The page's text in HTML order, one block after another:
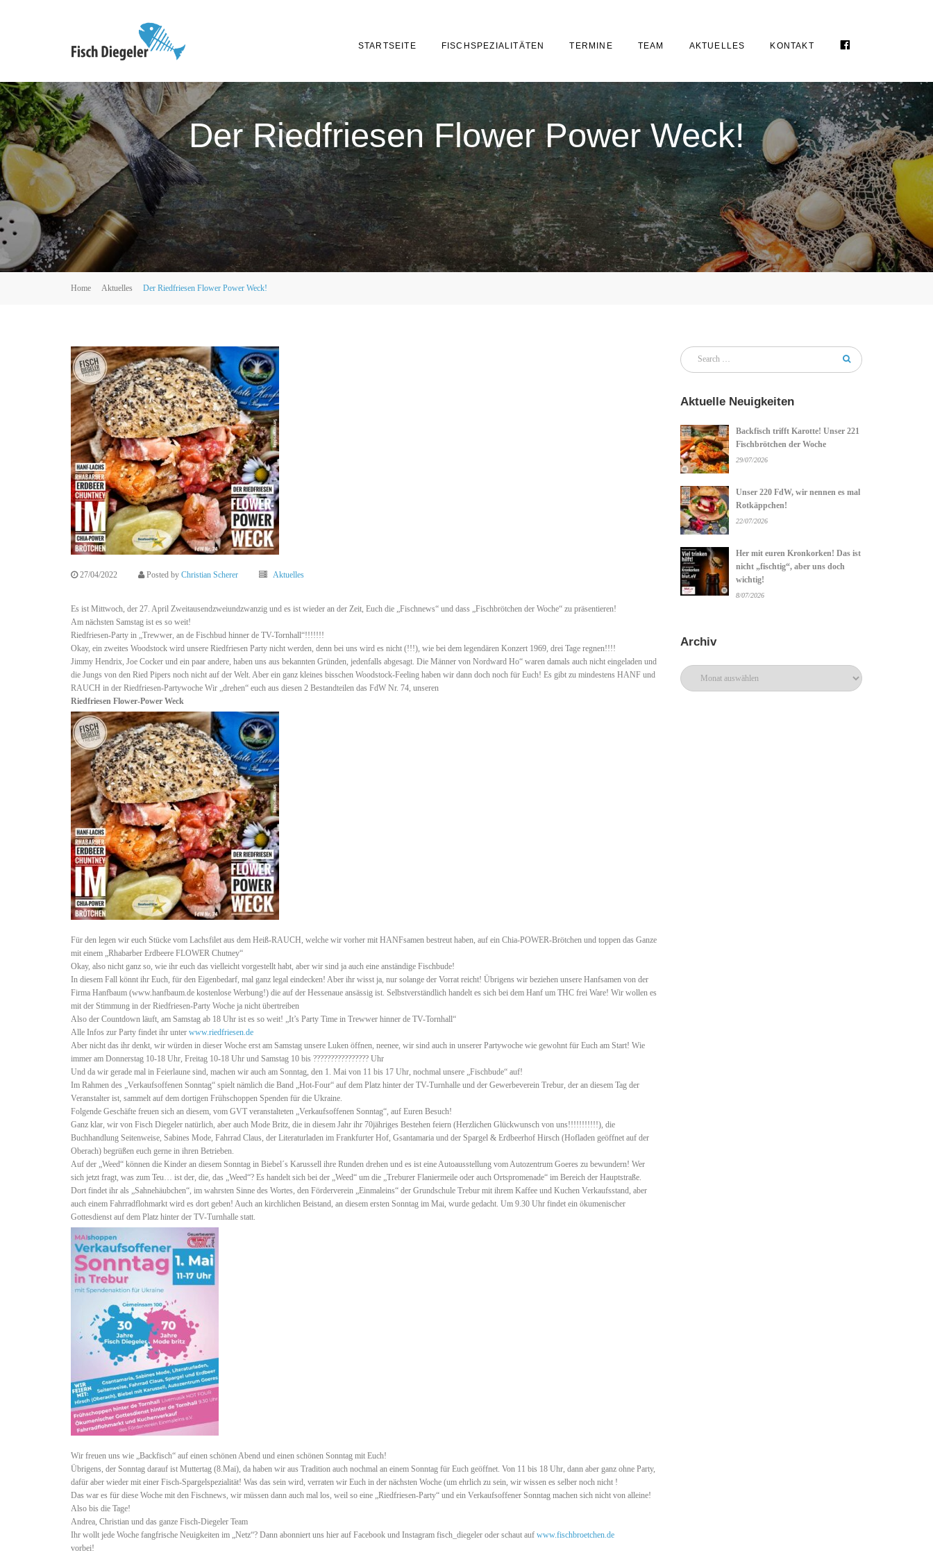
STARTSEITE FISCHSPEZIALITÄTEN TERMINE TEAM AKTUELLES KONTAKT
Der Riedfriesen Flower Power Weck!
Home Aktuelles Der Riedfriesen Flower Power Weck!
27/04/2022 Posted by Christian Scherer Aktuelles
Es ist Mittwoch, der 27. April Zweitausendzweiundzwanzig und es ist wieder an der Zeit, Euch die „Fischnews“ und dass „Fischbrötchen der Woche“ zu präsentieren!
Am nächsten Samstag ist es so weit!
Riedfriesen-Party in „Trewwer, an de Fischbud hinner de TV-Tornhall“!!!!!!!
Okay, ein zweites Woodstock wird unsere Riedfriesen Party nicht werden, denn bei uns wird es nicht (!!!), wie bei dem legendären Konzert 1969, drei Tage regnen!!!!
Jimmy Hendrix, Joe Cocker und ein paar andere, haben uns aus bekannten Gründen, jedenfalls abgesagt. Die Männer von Nordward Ho“ waren damals auch nicht eingeladen und
die Jungs von den Ried Pipers noch nicht auf der Welt. Aber ein ganz kleines bisschen Woodstock-Feeling haben wir dann doch noch für Euch! Es gibt zu mindestens HANF und
RAUCH in der Riedfriesen-Partywoche Wir „drehen“ euch aus diesen 2 Bestandteilen das FdW Nr. 74, unseren
Riedfriesen Flower-Power Weck
Für den legen wir euch Stücke vom Lachsfilet aus dem Heiß-RAUCH, welche wir vorher mit HANFsamen bestreut haben, auf ein Chia-POWER-Brötchen und toppen das Ganze
mit einem „Rhabarber Erdbeere FLOWER Chutney“
Okay, also nicht ganz so, wie ihr euch das vielleicht vorgestellt habt, aber wir sind ja auch eine anständige Fischbude!
In diesem Fall könnt ihr Euch, für den Eigenbedarf, mal ganz legal eindecken! Aber ihr wisst ja, nur solange der Vorrat reicht! Übrigens wir beziehen unsere Hanfsamen von der
Firma Hanfbaum (www.hanfbaum.de kostenlose Werbung!) die auf der Hessenaue ansässig ist. Selbstverständlich handelt es sich bei dem Hanf um THC frei Ware! Wir wollen es
mit der Stimmung in der Riedfriesen-Party Woche ja nicht übertreiben
Also der Countdown läuft, am Samstag ab 18 Uhr ist es so weit! „It’s Party Time in Trewwer hinner de TV-Tornhall“
Alle Infos zur Party findet ihr unter www.riedfriesen.de
Aber nicht das ihr denkt, wir würden in dieser Woche erst am Samstag unsere Luken öffnen, neenee, wir sind auch in unserer Partywoche wie gewohnt für Euch am Start! Wie
immer am Donnerstag 10-18 Uhr, Freitag 10-18 Uhr und Samstag 10 bis ???????????????? Uhr
Und da wir gerade mal in Feierlaune sind, machen wir auch am Sonntag, den 1. Mai von 11 bis 17 Uhr, nochmal unsere „Fischbude“ auf!
Im Rahmen des „Verkaufsoffenen Sonntag“ spielt nämlich die Band „Hot-Four“ auf dem Platz hinter der TV-Turnhalle und der Gewerbeverein Trebur, der an diesem Tag der
Veranstalter ist, sammelt auf dem dortigen Frühschoppen Spenden für die Ukraine.
Folgende Geschäfte freuen sich an diesem, vom GVT veranstalteten „Verkaufsoffenen Sonntag“, auf Euren Besuch!
Ganz klar, wir von Fisch Diegeler natürlich, aber auch Mode Britz, die in diesem Jahr ihr 70jähriges Bestehen feiern (Herzlichen Glückwunsch von uns!!!!!!!!!!!), die
Buchhandlung Seitenweise, Sabines Mode, Fahrrad Claus, der Literaturladen im Frankfurter Hof, Gsantamaria und der Spargel & Erdbeerhof Hirsch (Hofladen geöffnet auf der
Oberach) begrüßen euch gerne in ihren Betrieben.
Auf der „Weed“ können die Kinder an diesem Sonntag in Biebel´s Karussell ihre Runden drehen und es ist eine Autoausstellung vom Autozentrum Goeres zu bewundern! Wer
sich jetzt fragt, was zum Teu… ist der, die, das „Weed“? Es handelt sich bei der „Weed“ um die „Treburer Flaniermeile oder auch Ortspromenade“ im Bereich der Hauptstraße.
Dort findet ihr als „Sahnehäubchen“, im wahrsten Sinne des Wortes, den Förderverein „Einmaleins“ der Grundschule Trebur mit ihrem Kaffee und Kuchen Verkaufsstand, aber
auch einem Fahrradflohmarkt wird es dort geben! Auch an kirchlichen Beistand, an diesem ersten Sonntag im Mai, wurde gedacht. Um 9.30 Uhr findet ein ökumenischer
Gottesdienst auf dem Platz hinter der TV-Turnhalle statt.
Wir freuen uns wie „Backfisch“ auf einen schönen Abend und einen schönen Sonntag mit Euch!
Übrigens, der Sonntag darauf ist Muttertag (8.Mai), da haben wir aus Tradition auch nochmal an einem Sonntag für Euch geöffnet. Von 11 bis 18 Uhr, dann aber ganz ohne Party,
dafür aber wieder mit einer Fisch-Spargelspezialität! Was das sein wird, verraten wir Euch in der nächsten Woche (um ehrlich zu sein, wir wissen es selber noch nicht !
Das war es für diese Woche mit den Fischnews, wir müssen dann auch mal los, weil so eine „Riedfriesen-Party“ und ein Verkaufsoffener Sonntag machen sich nicht von alleine!
Also bis die Tage!
Andrea, Christian und das ganze Fisch-Diegeler Team
Ihr wollt jede Woche fangfrische Neuigkeiten im „Netz“? Dann abonniert uns hier auf Facebook und Instagram fisch_diegeler oder schaut auf www.fischbroetchen.de
vorbei!
Aktuelle Neuigkeiten
Backfisch trifft Karotte! Unser 221
Fischbrötchen der Woche
29/07/2026
Unser 220 FdW, wir nennen es mal
Rotkäppchen!
22/07/2026
Her mit euren Kronkorken! Das ist
nicht „fischtig“, aber uns doch
wichtig!
8/07/2026
Archiv
Archiv